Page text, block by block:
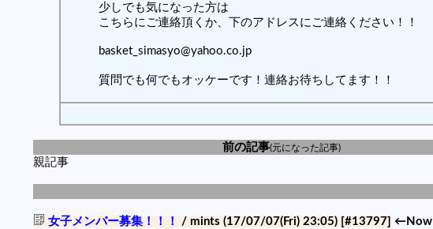
少しでも気になった方は
こちらにご連絡頂くか、下のアドレスにご連絡ください！！
basket_simasyo@yahoo.co.jp
質問でも何でもオッケーです！連絡お待ちしてます！！
前の記事(元になった記事)
親記事
女子メンバー募集！！！ / mints (17/07/07(Fri) 23:05) [#13797] ←Now